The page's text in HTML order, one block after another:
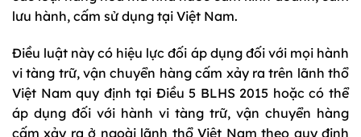
lưu hành, cấm sử dụng tại Việt Nam.
Điều luật này có hiệu lực đối áp dụng đối với mọi hành
vi tàng trữ, vận chuyển hàng cấm xảy ra trên lãnh thổ
Việt Nam quy định tại Điều 5 BLHS 2015 hoặc có thể
áp dụng đối với hành vi tàng trữ, vận chuyển hàng
cấm xảy ra ở ngoài lãnh thổ Việt Nam theo quy định